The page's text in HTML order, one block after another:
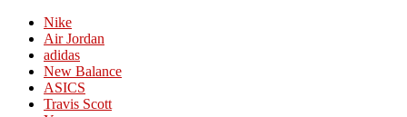
Nike
Air Jordan
adidas
New Balance
ASICS
Travis Scott